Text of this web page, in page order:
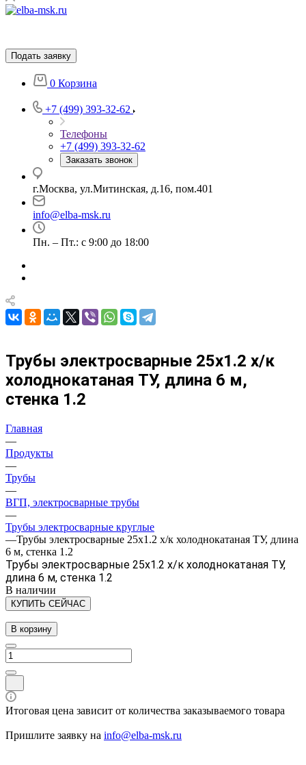
Подать заявку
0 Корзина
+7 (499) 393-32-62
Телефоны
+7 (499) 393-32-62
Заказать звонок
г.Москва, ул.Митинская, д.16, пом.401
info@elba-msk.ru
Пн. – Пт.: с 9:00 до 18:00
Трубы электросварные 25х1.2 х/к
холоднокатаная ТУ, длина 6 м,
стенка 1.2
Главная
—
Продукты
—
Трубы
—
ВГП, электросварные трубы
—
Трубы электросварные круглые
—Трубы электросварные 25х1.2 х/к холоднокатаная ТУ, длина
6 м, стенка 1.2
Трубы электросварные 25х1.2 х/к холоднокатаная ТУ,
длина 6 м, стенка 1.2
В наличии
КУПИТЬ СЕЙЧАС
В корзину
Итоговая цена зависит от количества заказываемого товара
Пришлите заявку на info@elba-msk.ru